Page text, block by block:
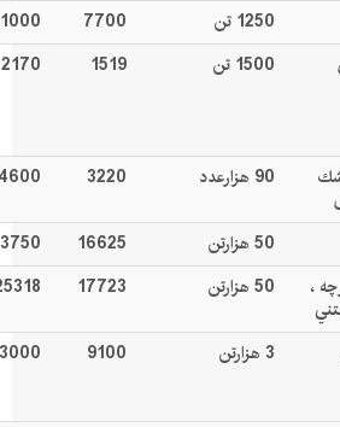
1250 تن 7700
1500 تن 1519
2170
90 هزارعدد 3220
50 هزارتن 16625
، 50 هزارتن 17723
3 هزارتن 9100